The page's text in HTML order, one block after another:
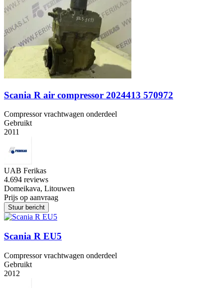
Scania R air compressor 2024413 570972
Compressor vrachtwagen onderdeel
Gebruikt
2011
UAB Ferikas
4.694 reviews
Domeikava, Litouwen
Prijs op aanvraag
Stuur bericht
Scania R EU5
Compressor vrachtwagen onderdeel
Gebruikt
2012